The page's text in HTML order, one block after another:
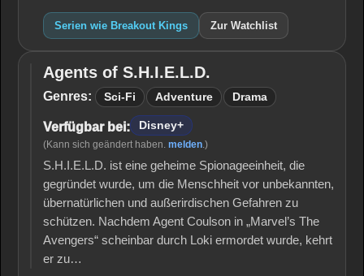
Serien wie Breakout Kings Zur Watchlist
Agents of
S.H.I.E.L.D.
Agents of S.H.I.E.L.D.
Genres: Sci-Fi Adventure Drama
Verfügbar bei: Disney+
(Kann sich geändert haben. melden.)
S.H.I.E.L.D. ist eine geheime Spionageeinheit, die
gegründet wurde, um die Menschheit vor unbekannten,
übernatürlichen und außerirdischen Gefahren zu
schützen. Nachdem Agent Coulson in „Marvel’s The
Avengers“ scheinbar durch Loki ermordet wurde, kehrt
er zu…